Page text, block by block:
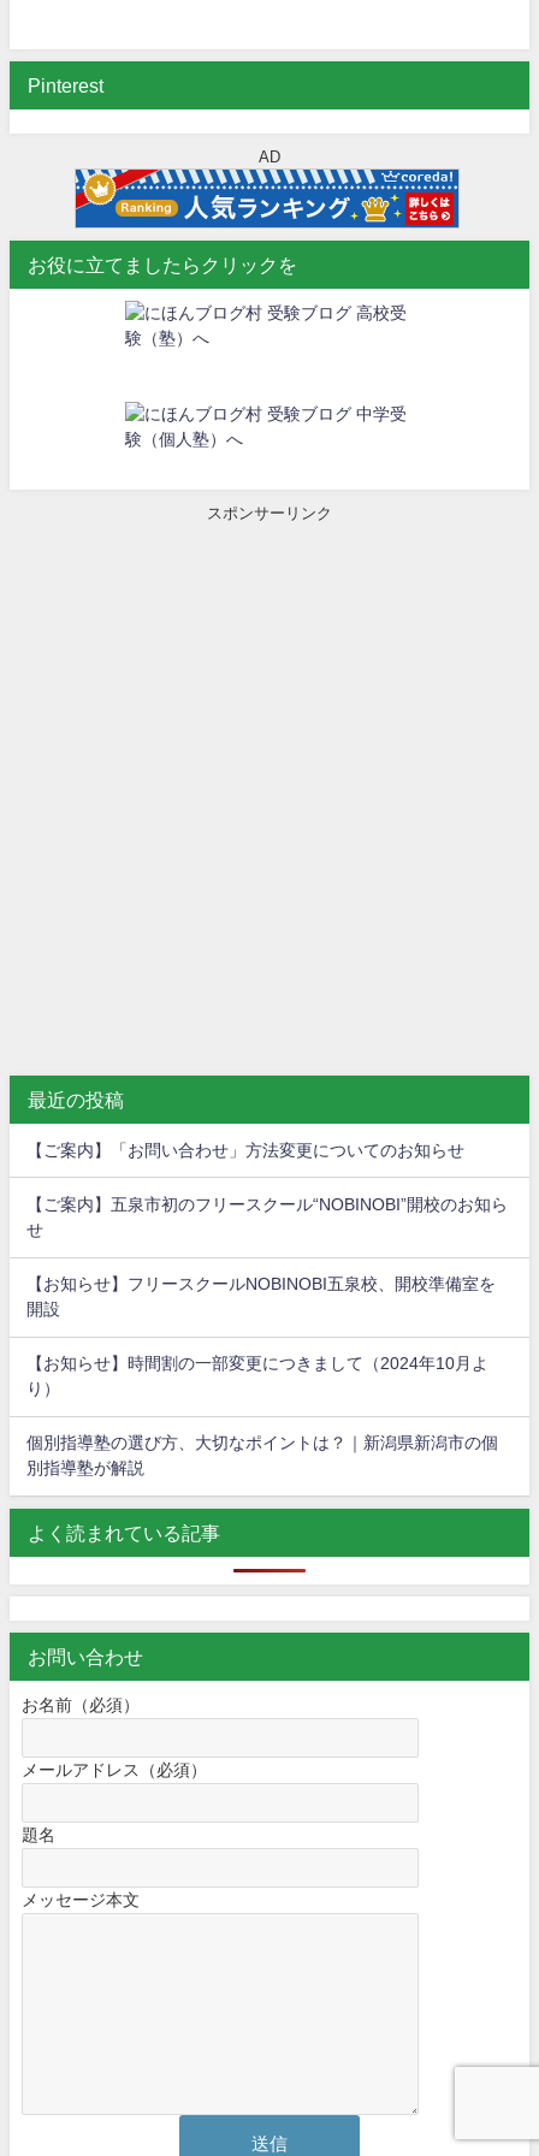
Pinterest
AD
お役に立てましたらクリックを
スポンサーリンク
最近の投稿
【ご案内】「お問い合わせ」方法変更についてのお知らせ
【ご案内】五泉市初のフリースクール“NOBINOBI”開校のお知ら
せ
【お知らせ】フリースクールNOBINOBI五泉校、開校準備室を
開設
【お知らせ】時間割の一部変更につきまして（2024年10月よ
り）
個別指導塾の選び方、大切なポイントは？｜新潟県新潟市の個
別指導塾が解説
よく読まれている記事
お問い合わせ
お名前（必須）
メールアドレス（必須）
題名
メッセージ本文